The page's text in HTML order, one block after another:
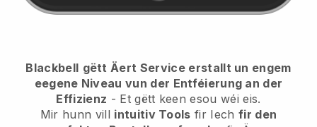
Blackbell gëtt Äert Service erstallt un engem
eegene Niveau vun der Entféierung an der
Effizienz - Et gëtt keen esou wéi eis.
Mir hunn vill intuitiv Tools fir Iech fir den